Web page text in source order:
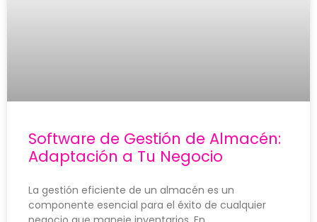
Software de Gestión de Almacén:
Adaptación a Tu Negocio
La gestión eficiente de un almacén es un
componente esencial para el éxito de cualquier